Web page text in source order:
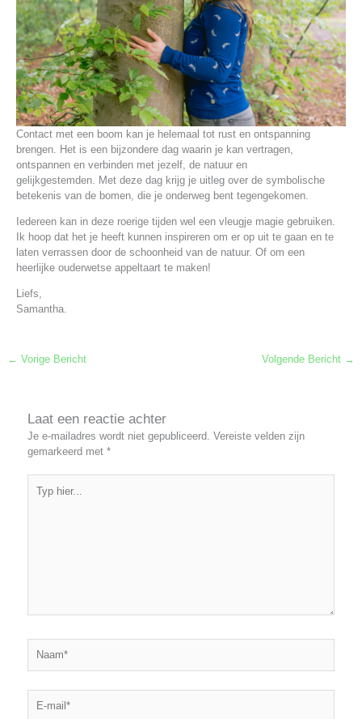
Contact met een boom kan je helemaal tot rust en ontspanning
brengen. Het is een bijzondere dag waarin je kan vertragen,
ontspannen en verbinden met jezelf, de natuur en
gelijkgestemden. Met deze dag krijg je uitleg over de symbolische
betekenis van de bomen, die je onderweg bent tegengekomen.
Iedereen kan in deze roerige tijden wel een vleugje magie gebruiken.
Ik hoop dat het je heeft kunnen inspireren om er op uit te gaan en te
laten verrassen door de schoonheid van de natuur. Of om een
heerlijke ouderwetse appeltaart te maken!
Liefs,
Samantha.
← Vorige Bericht Volgende Bericht →
Laat een reactie achter
Je e-mailadres wordt niet gepubliceerd. Vereiste velden zijn
gemarkeerd met*
hier...
mail*